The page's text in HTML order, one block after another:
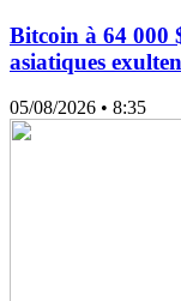
Bitcoin à 64 000
asiatiques
05/08/2026 • 8:35